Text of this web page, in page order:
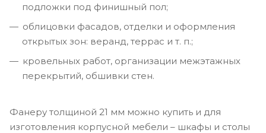
подложки под финишный пол;
облицовки фасадов, отделки и оформления
открытых зон: веранд, террас и т. п.;
кровельных работ, организации межэтажных
перекрытий, обшивки стен.
Фанеру толщиной 21 мм можно купить и для
изготовления корпусной мебели – шкафы и столы